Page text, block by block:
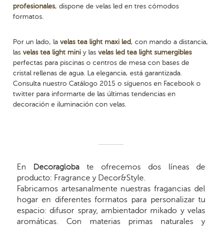
profesionales, dispone de velas led en tres cómodos
formatos.
Por un lado, lavelas tea light maxi led, con mando a distancia,
lasvelas tea light mini y lasvelas led tea light sumergibles
perfectas para piscinas o centros de mesa con bases de
cristal rellenas de agua. La elegancia, está garantizada.
Consulta nuestro Catálogo 2015 o síguenos en Facebook o
twitter para informarte de las últimas tendencias en
decoración e iluminación con velas.
En Decoragloba te ofrecemos dos líneas de
producto: Fragrance y Decor&Style.
Fabricamos artesanalmente nuestras fragancias del
hogar en diferentes formatos para personalizar tu
espacio: difusor spray, ambientador mikado y velas
aromáticas. Con materias primas naturales y